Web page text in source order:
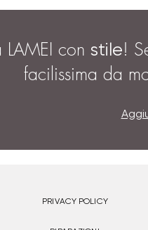
LAMEI con stile!
facilissima da
PRIVACY POLICY